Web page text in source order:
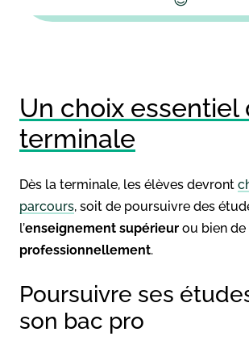
Un choix essentiel
terminale
Dès la terminale, les élèves devront
parcours, soit de poursuivre des
l’enseignement supérieur ou bien de
professionnellement.
Poursuivre ses
son bac pro